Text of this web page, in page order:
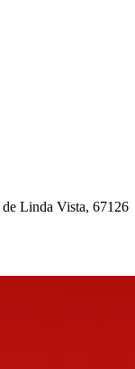
de Linda Vista, 67126